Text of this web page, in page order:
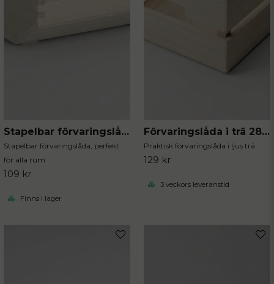
Stapelbar förvaringslåda i trä
Stapelbar förvaringslåda, perfekt
för alla rum
109 kr
Finns i lager
Förvaringslåda i trä 28 cm
Praktisk förvaringslåda i ljus trä
129 kr
3 veckors leveranstid